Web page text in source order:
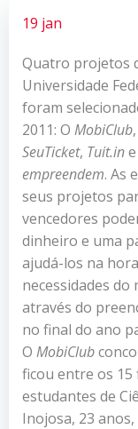
19 jan
Quatro projetos
Universidade
foram
2011: O MobiClub
SeuTicket, Tuit.ine
empreendem. As
seus projetos
vencedores
dinheiro e uma
ajudá-los na
necessidades do
através do
no final do ano
O MobiClub
ficou entre os 15
estudantes de
Inojosa, 23